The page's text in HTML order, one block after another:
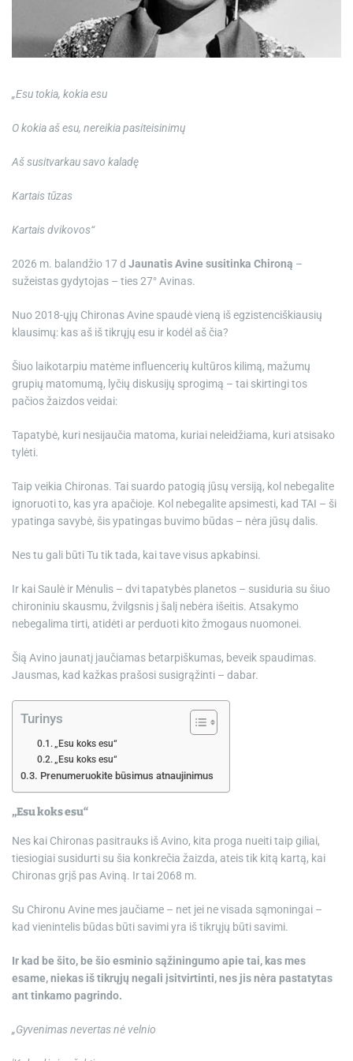
„Esu tokia, kokia esu
O kokia aš esu, nereikia pasiteisinimų
Aš susitvarkau savo kaladę
Kartais tūzas
Kartais dvikovos“
2026 m. balandžio 17 d Jaunatis Avine susitinka Chironą –
sužeistas gydytojas – ties 27° Avinas.
Nuo 2018-ųjų Chironas Avine spaudė vieną iš egzistenciškiausių
klausimų: kas aš iš tikrųjų esu ir kodėl aš čia?
Šiuo laikotarpiu matėme influencerių kultūros kilimą, mažumų
grupių matomumą, lyčių diskusijų sprogimą – tai skirtingi tos
pačios žaizdos veidai:
Tapatybė, kuri nesijaučia matoma, kuriai neleidžiama, kuri atsisako
tylėti.
Taip veikia Chironas. Tai suardo patogią jūsų versiją, kol nebegalite
ignoruoti to, kas yra apačioje. Kol nebegalite apsimesti, kad TAI – ši
ypatinga savybė, šis ypatingas buvimo būdas – nėra jūsų dalis.
Nes tu gali būti Tu tik tada, kai tave visus apkabinsi.
Ir kai Saulė ir Mėnulis – dvi tapatybės planetos – susiduria su šiuo
chironiniu skausmu, žvilgsnis į šalį nebėra išeitis. Atsakymo
nebegalima tirti, atidėti ar perduoti kito žmogaus nuomonei.
Šią Avino jaunatį jaučiamas betarpiškumas, beveik spaudimas.
Jausmas, kad kažkas prašosi susigrąžinti – dabar.
Turinys
„Esu koks esu“
„Esu koks esu“
Prenumeruokite būsimus atnaujinimus
„Esu koks esu“
Nes kai Chironas pasitrauks iš Avino, kita proga nueiti taip giliai,
tiesiogiai susidurti su šia konkrečia žaizda, ateis tik kitą kartą, kai
Chironas grįš pas Aviną. Ir tai 2068 m.
Su Chironu Avine mes jaučiame – net jei ne visada sąmoningai –
kad vienintelis būdas būti savimi yra iš tikrųjų būti savimi.
Ir kad be šito, be šio esminio sąžiningumo apie tai, kas mes
esame, niekas iš tikrųjų negali įsitvirtinti, nes jis nėra pastatytas
ant tinkamo pagrindo.
„Gyvenimas nevertas nė velnio